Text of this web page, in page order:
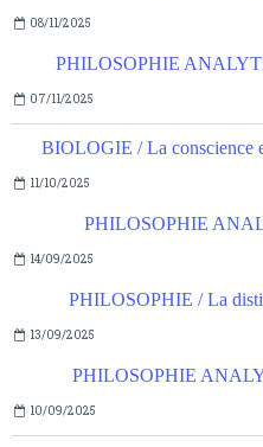
08/11/2025
PHILOSOPHIE
07/11/2025
BIOLOGIE / La conscience
11/10/2025
PHILOSOPHIE
14/09/2025
PHILOSOPHIE / La
13/09/2025
PHILOSOPHIE
10/09/2025